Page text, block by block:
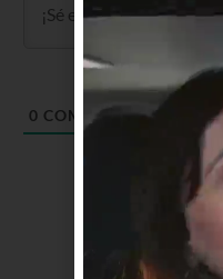
0 COMENTARIOS